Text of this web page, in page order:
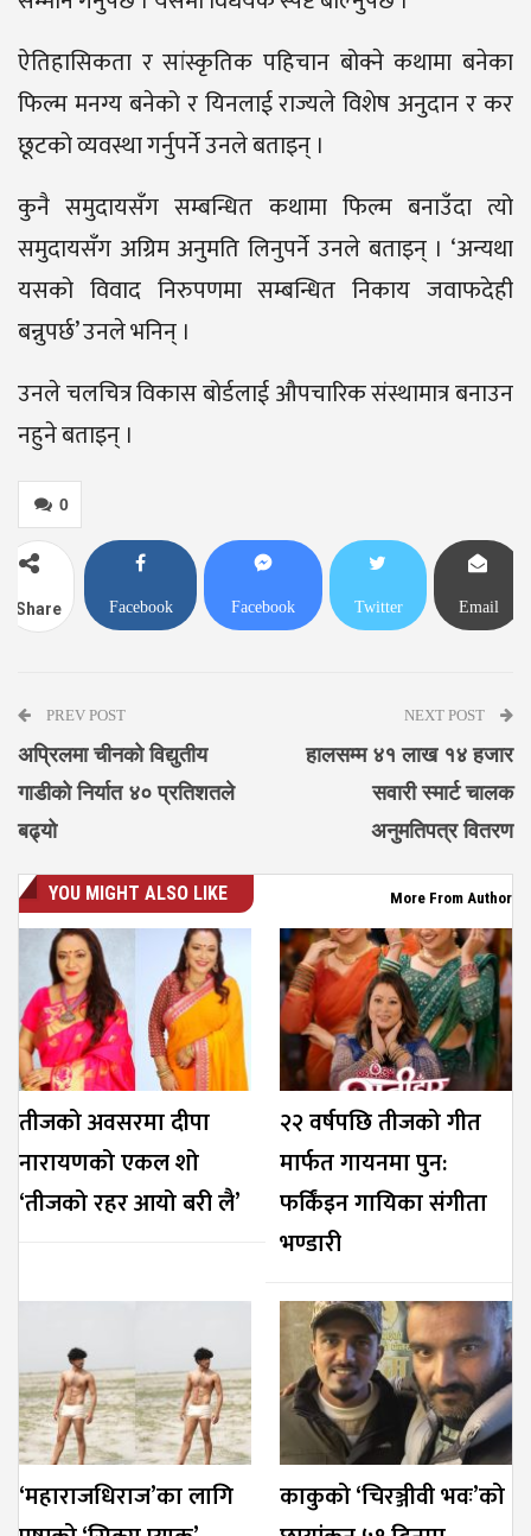
ऐतिहासिकता र सांस्कृतिक पहिचान बोक्ने कथामा बनेका
फिल्म मनग्य बनेको र यिनलाई राज्यले विशेष अनुदान र कर
छूटको व्यवस्था गर्नुपर्ने उनले बताइन् ।
कुनै समुदायसँग सम्बन्धित कथामा फिल्म बनाउँदा त्यो
समुदायसँग अग्रिम अनुमति लिनुपर्ने उनले बताइन् । ‘अन्यथा
यसको विवाद निरुपणमा सम्बन्धित निकाय जवाफदेही
बन्नुपर्छ’ उनले भनिन् ।
उनले चलचित्र विकास बोर्डलाई औपचारिक संस्थामात्र बनाउन
नहुने बताइन् ।
0
Share Facebook Facebook Twitter Email
PREV POST
अप्रिलमा चीनको विद्युतीय
गाडीको निर्यात ४० प्रतिशतले
बढ्यो
NEXT POST
हालसम्म ४१ लाख १४ हजार
सवारी स्मार्ट चालक
अनुमतिपत्र वितरण
YOU MIGHT ALSO LIKE More From Author
तीजको अवसरमा दीपा
नारायणको एकल शो
‘तीजको रहर आयो बरी लै’
२२ वर्षपछि तीजको गीत
मार्फत गायनमा पुन:
फर्किंइन गायिका संगीता
भण्डारी
‘महाराजधिराज’का लागि
काकुको ‘चिरञ्जीवी भवः’को